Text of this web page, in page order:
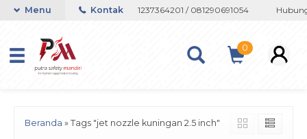
Whatsapp 082133767508 / 081237364201 / 081290691054
Menu Kontak
0
Beranda » Tags "jet nozzle kuningan 2.5 inch"